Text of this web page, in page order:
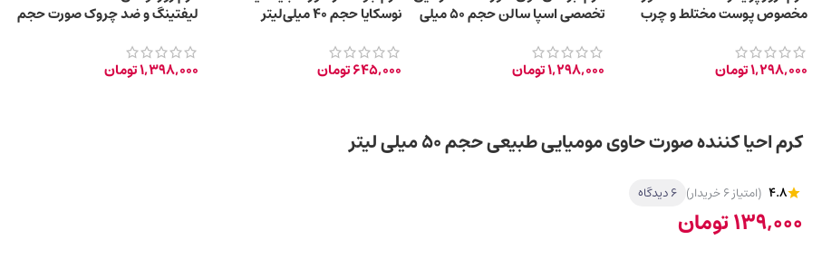
مخصوص پوست مختلط و چرب
1,298,000تومان
تخصصی اسپا سالن حجم 50 میلی
1,298,000تومان
نوسکایا حجم 40 میلی‌لیتر
645,000تومان
لیفتینگ و ضد چروک صورت حجم
1,398,000تومان
کرم احیا کننده صورت حاوی مومیایی طبیعی حجم ۵۰ میلی لیتر
4.8 (امتیاز 6 خریدار) 6 دیدگاه
139,000تومان